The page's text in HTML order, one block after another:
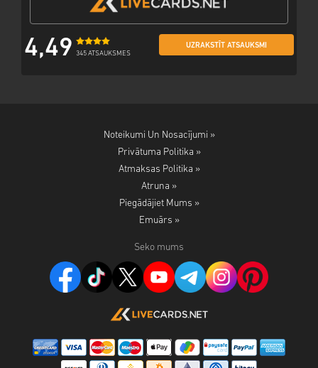
4,49 345 ATSAUKSMES
UZRAKSTĪT ATSAUKSMI
Noteikumi Un Nosacījumi »
Privātuma Politika »
Atmaksas Politika »
Atruna »
Piegādājiet Mums »
Emuārs »
Seko mums